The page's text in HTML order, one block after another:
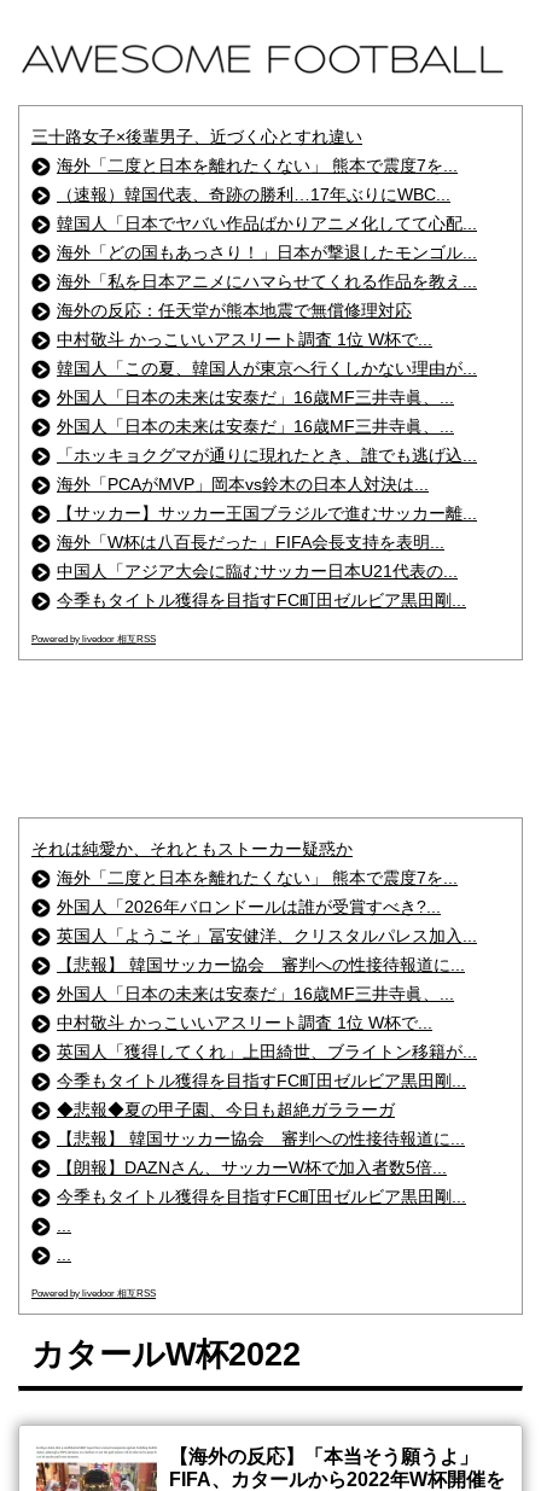
三十路女子×後輩男子、近づく心とすれ違い
海外「二度と日本を離れたくない」 熊本で震度7を...
（速報）韓国代表、奇跡の勝利…17年ぶりにWBC...
韓国人「日本でヤバい作品ばかりアニメ化してて心配...
海外「どの国もあっさり！」日本が撃退したモンゴル...
海外「私を日本アニメにハマらせてくれる作品を教え...
海外の反応：任天堂が熊本地震で無償修理対応
中村敬斗 かっこいいアスリート調査 1位 W杯で...
韓国人「この夏、韓国人が東京へ行くしかない理由が...
外国人「日本の未来は安泰だ」16歳MF三井寺眞、...
外国人「日本の未来は安泰だ」16歳MF三井寺眞、...
「ホッキョクグマが通りに現れたとき、誰でも逃げ込...
海外「PCAがMVP」岡本vs鈴木の日本人対決は...
【サッカー】サッカー王国ブラジルで進むサッカー離...
海外「W杯は八百長だった」FIFA会長支持を表明...
中国人「アジア大会に臨むサッカー日本U21代表の...
今季もタイトル獲得を目指すFC町田ゼルビア黒田剛...
Powered by livedoor 相互RSS
それは純愛か、それともストーカー疑惑か
海外「二度と日本を離れたくない」 熊本で震度7を...
外国人「2026年バロンドールは誰が受賞すべき?...
英国人「ようこそ」冨安健洋、クリスタルパレス加入...
【悲報】 韓国サッカー協会 審判への性接待報道に...
外国人「日本の未来は安泰だ」16歳MF三井寺眞、...
中村敬斗 かっこいいアスリート調査 1位 W杯で...
英国人「獲得してくれ」上田綺世、ブライトン移籍が...
今季もタイトル獲得を目指すFC町田ゼルビア黒田剛...
◆悲報◆夏の甲子園、今日も超絶ガララーガ
【悲報】 韓国サッカー協会 審判への性接待報道に...
【朗報】DAZNさん、サッカーW杯で加入者数5倍...
今季もタイトル獲得を目指すFC町田ゼルビア黒田剛...
Powered by livedoor 相互RSS
カタールW杯2022
【海外の反応】「本当そう願うよ」
FIFA、カタールから2022年W杯開催を